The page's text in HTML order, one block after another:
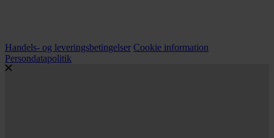
Handels- og leveringsbetingelser Cookie information
Persondatapolitik